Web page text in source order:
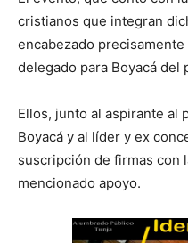
cristianos que integran
encabezado
delegado para Boyacá del
Ellos, junto al aspirante al
Boyacá y al líder y ex
suscripción de firmas con
mencionado apoyo.